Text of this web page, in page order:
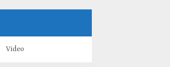
Video